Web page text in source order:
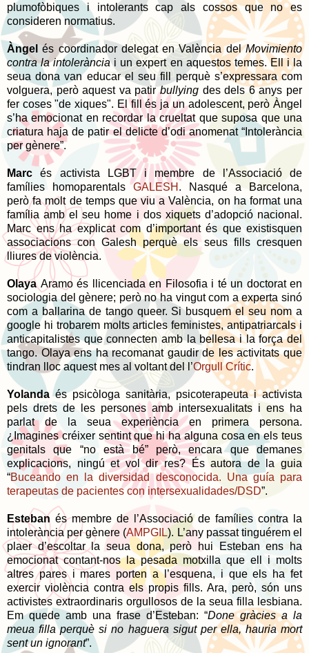
plumofòbiques i intolerants cap als cossos que no es
consideren normatius.
Àngelés coordinador delegat en València delMovimiento
contra la intolerànciai un expert en aquestos temes. Ell i la
seua dona van educar el seu fill perquè s’expressara com
volguera, però aquest va patirbullying des dels 6 anys per
fer coses "de xiques". El fill és ja un adolescent, però Àngel
s’ha emocionat en recordar la crueltat que suposa que una
criatura haja de patir el delicte d’odi anomenat “Intolerància
per gènere”.
Marcés activista LGBT i membre de l’Associació de
famílies homoparentalsGALESH . Nasqué a Barcelona,
però fa molt de temps que viu a València, on ha format una
família amb el seu home i dos xiquets d’adopció nacional.
Marc ens ha explicat com d’important és que existisquen
associacions con Galesh perquè els seus fills cresquen
lliures de violència.
Olaya Aramo és llicenciada en Filosofia i té un doctorat en
sociologia del gènere; però no ha vingut com a experta sinó
com a ballarina de tango queer. Si busquem el seu nom a
google hi trobarem molts articles feministes, antipatriarcals i
anticapitalistes que connecten amb la bellesa i la força del
tango. Olaya ens ha recomanat gaudir de les activitats que
tindran lloc aquest mes al voltant del l’Orgull Crític.
Yolandaés psicòloga sanitària, psicoterapeuta i activista
pels drets de les persones amb intersexualitats i ens ha
parlat de la seua experiència en primera persona.
¿Imagines créixer sentint que hi ha alguna cosa en els teus
genitals que “no està bé” però, encara que demanes
explicacions, ningú et vol dir res? És autora de la guia
“Buceando en la diversidad desconocida. Una guía para
terapeutas de pacientes con intersexualidades/DSD”.
Esteban és membre de l’Associació de famílies contra la
intolerància per gènere (AMPGIL). L’any passat tinguérem el
plaer d’escoltar la seua dona, però hui Esteban ens ha
emocionat contant-nos la pesada motxilla que ell i molts
altres pares i mares porten a l’esquena, i que els ha fet
exercir violència contra els propis fills. Ara, però, són uns
activistes extraordinaris orgullosos de la seua filla lesbiana.
Em quede amb una frase d’Esteban: “Done gràcies a la
meua filla perquè si no haguera sigut per ella, hauria mort
sent un ignorant”.